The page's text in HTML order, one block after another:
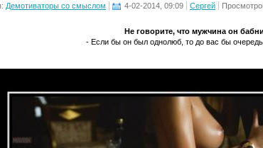
Демотиваторы со смыслом 4-02-2014, 09:09 Сергей
Не говорите, что мужчина он
- Если бы он был однолюб, то до вас бы